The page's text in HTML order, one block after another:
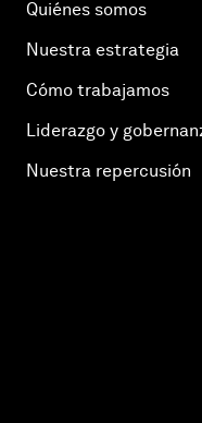
Quiénes somos
Nuestra estrategia
Cómo trabajamos
Liderazgo y
Nuestra repercusión